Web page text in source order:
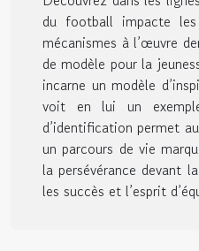
du football impacte
mécanismes à l’œuvre
de modèle pour la
incarne un modèle
voit en lui un
d’identification permet
un parcours de vie
la persévérance devant
les succès et l’esprit